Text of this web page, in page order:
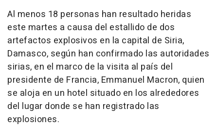
Al menos 18 personas han resultado heridas
este martes a causa del estallido de dos
artefactos explosivos en la capital de Siria,
Damasco, según han confirmado las autoridades
sirias, en el marco de la visita al país del
presidente de Francia, Emmanuel Macron, quien
se aloja en un hotel situado en los alrededores
del lugar donde se han registrado las
explosiones.